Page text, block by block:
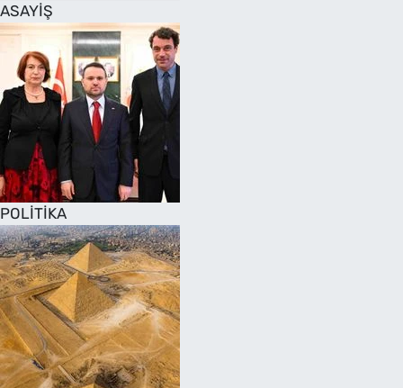
ASAYİŞ
POLİTİKA